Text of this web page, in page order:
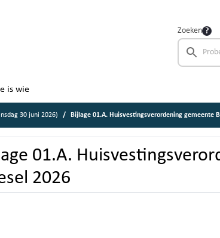
Zoeken
is wie
30 juni 2026) Bijlage 01.A. Huisvestingsverordening gemeente
01.A.
2026